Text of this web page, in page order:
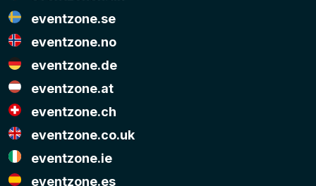
eventzone.se
eventzone.no
eventzone.de
eventzone.at
eventzone.ch
eventzone.co.uk
eventzone.ie
eventzone.es